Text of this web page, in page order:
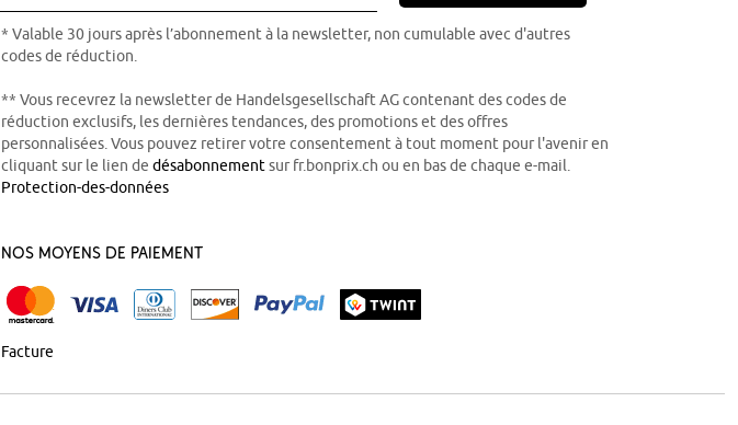
* Valable 30 jours après l’abonnement à la newsletter, non cumulable avec d'autres
codes de réduction.
** Vous recevrez la newsletter de Handelsgesellschaft AG contenant des codes de
réduction exclusifs, les dernières tendances, des promotions et des offres
personnalisées. Vous pouvez retirer votre consentement à tout moment pour l'avenir en
cliquant sur le lien de désabonnementsur fr.bonprix.ch ou en bas de chaque e-mail.
Protection-des-données
Nos Moyens de Paiement
Facture